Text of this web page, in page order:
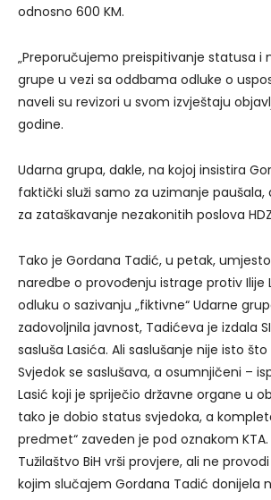
odnosno 600 KM.
„Preporučujemo preispitivanje statusa i
grupe u vezi sa oddbama odluke o
naveli su revizori u svom izvještaju
godine.
Udarna grupa, dakle, na kojoj insistira
faktički služi samo za uzimanje paušala,
za zataškavanje nezakonitih poslova
Tako je Gordana Tadić, u petak,
naredbe o provođenju istrage protiv Ilije
odluku o sazivanju „fiktivne“ Udarne
zadovoljnila javnost, Tadićeva je izdala
sasluša Lasića. Ali saslušanje nije isto
Svjedok se saslušava, a osumnjičeni –
Lasić koji je spriječio državne organe u
tako je dobio status svjedoka, a
predmet“ zaveden je pod oznakom
Tužilaštvo BiH vrši provjere, ali ne
kojim slučajem Gordana Tadić donijela